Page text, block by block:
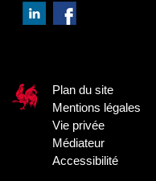
Plan du site
Mentions légales
Vie privée
Médiateur
Accessibilité